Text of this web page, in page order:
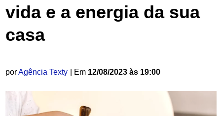
vida e a energia da sua
casa
porAgência Texty | Em 12/08/2023 às 19:00